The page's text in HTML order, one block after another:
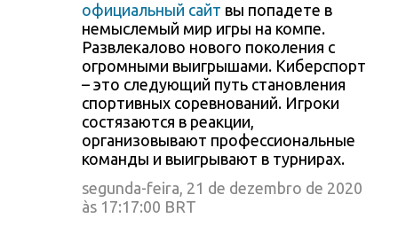
официальный сайт вы попадете в
немыслемый мир игры на компе.
Развлекалово нового поколения с
огромными выигрышами. Киберспорт
– это следующий путь становления
спортивных соревнований. Игроки
состязаются в реакции,
организовывают профессиональные
команды и выигрывают в турнирах.
segunda-feira, 21 de dezembro de 2020
às 17:17:00 BRT